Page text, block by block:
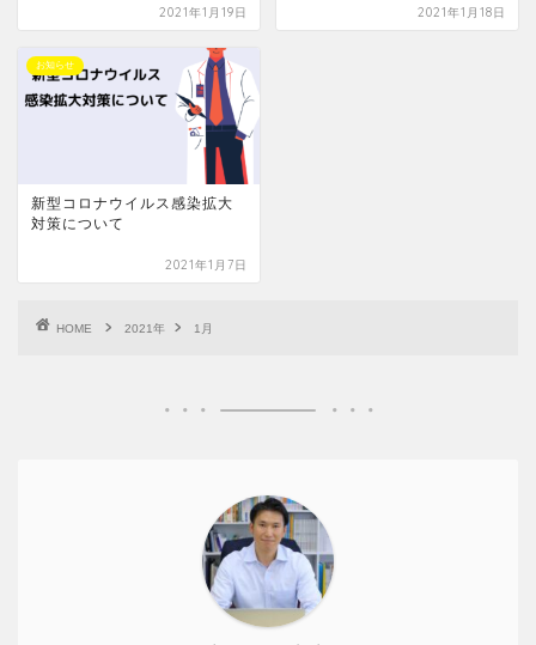
2021年1月19日 2021年1月18日
お知らせ
新型コロナウイルス感染拡大
対策について
2021年1月7日
HOME 2021年 1月